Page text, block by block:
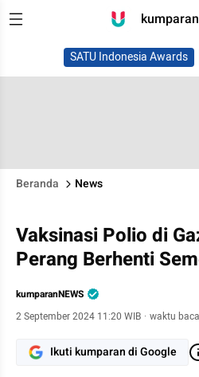
SATU Indonesia Awards
Beranda News
Vaksinasi Polio di
Perang Berhenti
kumparanNEWS
2 September 2024 11:20 WIB · waktu
Ikuti kumparan di Google